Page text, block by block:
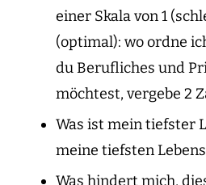
einer Skala von 1
(optimal): wo ordne
du Berufliches und
möchtest, vergebe 2
Was ist mein tiefster
meine tiefsten
Was hindert mich,